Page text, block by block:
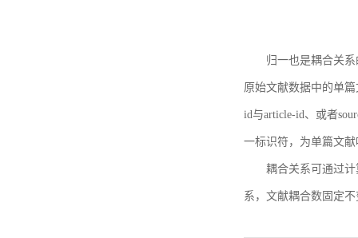
归一也是耦合关
原始文献数据中的单篇
id与article-id、或者
一标识符，为单篇文
耦合关系可通过
系，文献耦合数固定不